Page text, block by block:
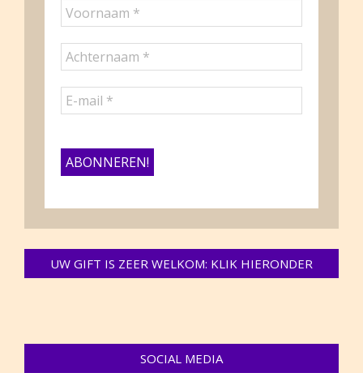
UW GIFT IS ZEER WELKOM: KLIK HIERONDER
SOCIAL MEDIA